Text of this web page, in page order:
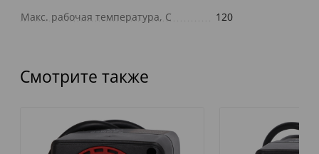
Макс. рабочая температура, С
120
Смотрите также